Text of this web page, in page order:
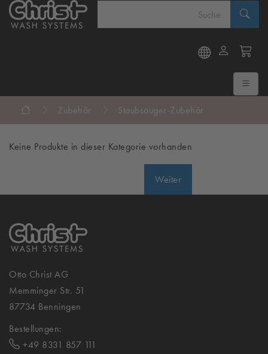
Zubehör Staubsauger-Zubehör
Keine Produkte in dieser Kategorie vorhanden
Weiter
Otto Christ AG
Memminger Str. 51
87734 Benningen
Bestellungen:
+49 8331 857 111